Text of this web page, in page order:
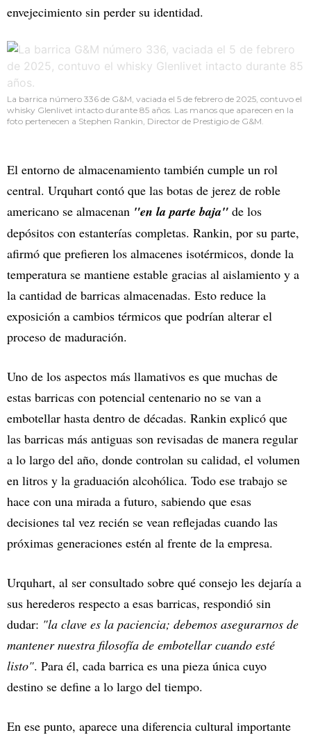
envejecimiento sin perder su identidad.
La barrica número 336 de G&M, vaciada el 5 de febrero de 2025, contuvo el
whisky Glenlivet intacto durante 85 años. Las manos que aparecen en la
foto pertenecen a Stephen Rankin, Director de Prestigio de G&M.
El entorno de almacenamiento también cumple un rol
central. Urquhart contó que las botas de jerez de roble
americano se almacenan "en la parte baja" de los
depósitos con estanterías completas. Rankin, por su parte,
afirmó que prefieren los almacenes isotérmicos, donde la
temperatura se mantiene estable gracias al aislamiento y a
la cantidad de barricas almacenadas. Esto reduce la
exposición a cambios térmicos que podrían alterar el
proceso de maduración.
Uno de los aspectos más llamativos es que muchas de
estas barricas con potencial centenario no se van a
embotellar hasta dentro de décadas. Rankin explicó que
las barricas más antiguas son revisadas de manera regular
a lo largo del año, donde controlan su calidad, el volumen
en litros y la graduación alcohólica. Todo ese trabajo se
hace con una mirada a futuro, sabiendo que esas
decisiones tal vez recién se vean reflejadas cuando las
próximas generaciones estén al frente de la empresa.
Urquhart, al ser consultado sobre qué consejo les dejaría a
sus herederos respecto a esas barricas, respondió sin
dudar: "la clave es la paciencia; debemos asegurarnos de
mantener nuestra filosofía de embotellar cuando esté
listo". Para él, cada barrica es una pieza única cuyo
destino se define a lo largo del tiempo.
En ese punto, aparece una diferencia cultural importante